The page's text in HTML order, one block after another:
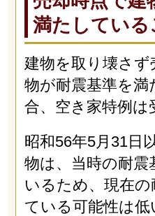
満たしている
建物を取り壊さず
物が耐震基準を
合、空き家特例は
昭和56年5月31日
物は、当時の耐震
いるため、現在の
ている可能性は低